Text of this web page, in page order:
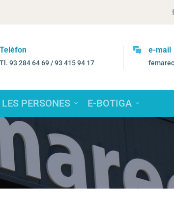
femarec@femarec.cat
PERSONES E-BOTIGA